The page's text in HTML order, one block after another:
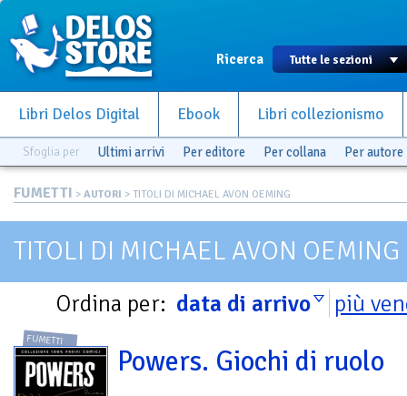
Ricerca
Libri Delos Digital Ebook Libri collezionismo
Sfoglia per Ultimi arrivi Per editore Per collana Per autore
FUMETTI > AUTORI > TITOLI DI MICHAEL AVON OEMING
TITOLI DI MICHAEL AVON OEMING
Ordina per: data di arrivo più
FUMETTI
Powers. Giochi di ruolo